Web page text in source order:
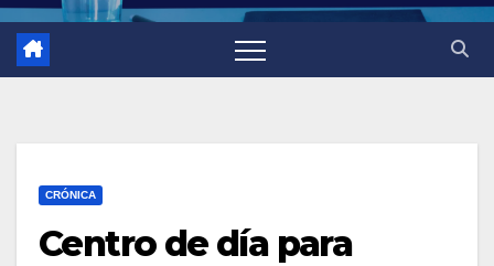
CRÓNICA
Centro de día para